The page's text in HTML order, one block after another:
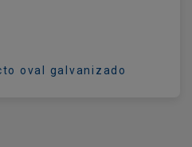
oval galvanizado